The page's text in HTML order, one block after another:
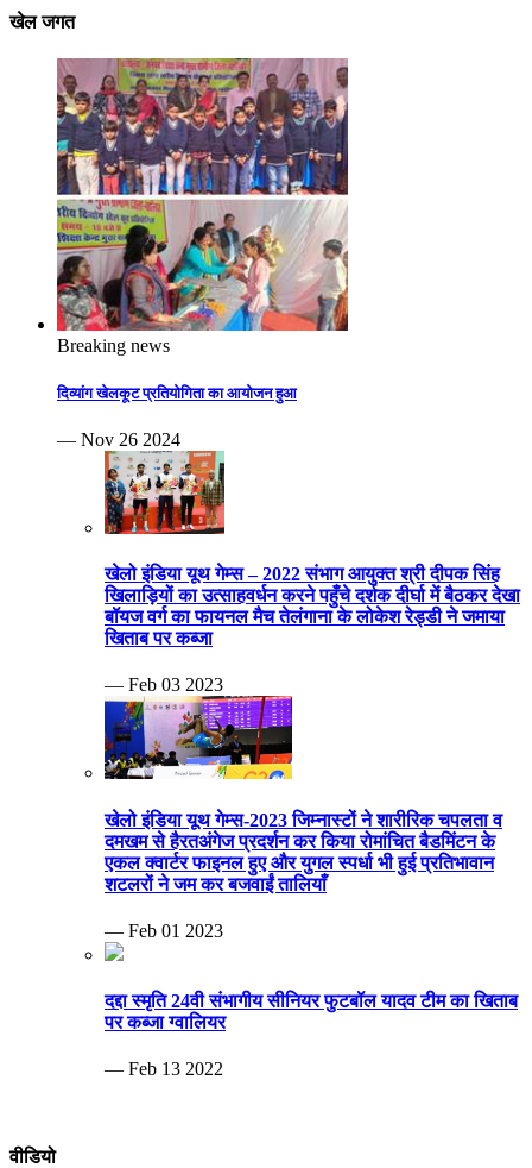
खेल जगत
Breaking news
दिव्यांग खेलकूट प्रतियोगिता का आयोजन हुआ
— Nov 26 2024
खेलो इंडिया यूथ गेम्स – 2022 संभाग आयुक्त श्री दीपक सिंह
खिलाड़ियों का उत्साहवर्धन करने पहुँचे दर्शक दीर्घा में बैठकर देखा
बॉयज वर्ग का फायनल मैच तेलंगाना के लोकेश रेड्डी ने जमाया
खिताब पर कब्जा
— Feb 03 2023
खेलो इंडिया यूथ गेम्स-2023 जिम्नास्टों ने शारीरिक चपलता व
दमखम से हैरतअंगेज प्रदर्शन कर किया रोमांचित बैडमिंटन के
एकल क्वार्टर फाइनल हुए और युगल स्पर्धा भी हुई प्रतिभावान
शटलरों ने जम कर बजवाईं तालियाँ
— Feb 01 2023
दद्दा स्मृति 24वी संभागीय सीनियर फुटबॉल यादव टीम का खिताब
पर कब्जा ग्वालियर
— Feb 13 2022
वीडियो